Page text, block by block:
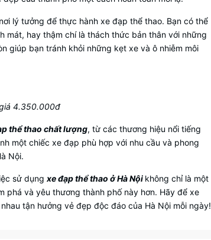
lý tưởng để thực hành xe đạp thể thao. Bạn có thể
mát, hay thậm chí là thách thức bản thân với những
giúp bạn tránh khỏi những kẹt xe và ô nhiễm môi
4.350.000đ
thể thao chất lượng, từ các thương hiệu nổi tiếng
một chiếc xe đạp phù hợp với nhu cầu và phong
Nội.
sử dụng xe đạp thể thao ở Hà Nội không chỉ là một
phá và yêu thương thành phố này hơn. Hãy để xe
tận hưởng vẻ đẹp độc đáo của Hà Nội mỗi ngày!